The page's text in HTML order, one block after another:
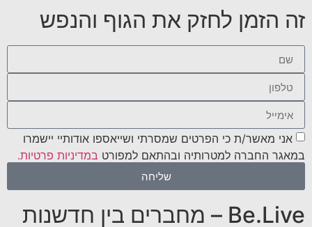
זה הזמן לחזק את הגוף והנפש
אני מאשר/ת כי הפרטים שמסרתי ושייאספו אודותיי יישמרו
במאגר החברה למטרותיה ובהתאם למפורט במדיניות פרטיות.
שליחה
Be.Live – מחברים בין חדשנות